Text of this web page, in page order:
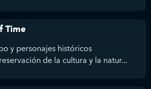
Time
y personajes históricos
de la cultura y la natur...